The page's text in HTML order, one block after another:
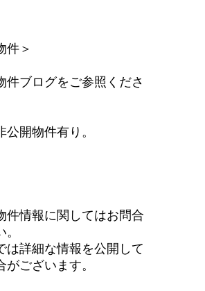
件＞
ブログをご参照くださ
公開物件有り。
件情報に関してはお問合
は詳細な情報を公開して
がございます。